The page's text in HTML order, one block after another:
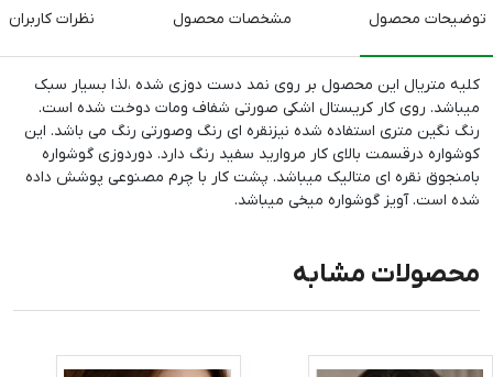
توضیحات محصول مشخصات محصول نظرات کاربران
کلیه متریال این محصول بر روی نمد دست دوزی شده ،لذا بسیار سبک
میباشد. روی کار کریستال اشکی صورتی شفاف ومات دوخت شده است.
رنگ نگین متری استفاده شده نیزنقره ای رنگ وصورتی رنگ می باشد. این
کوشواره درقسمت بالای کار مروارید سفید رنگ دارد. دوردوزی گوشواره
بامنجوق نقره ای متالیک میباشد. پشت کار با چرم مصنوعی پوشش داده
شده است. آویز گوشواره میخی میباشد.
محصولات مشابه